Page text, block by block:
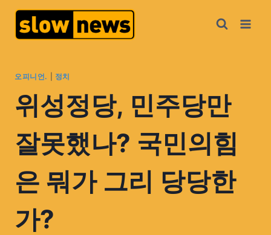
오피니언. 정치
위성정당, 민주당만
잘못했나? 국민의힘
은 뭐가 그리 당당한
가?